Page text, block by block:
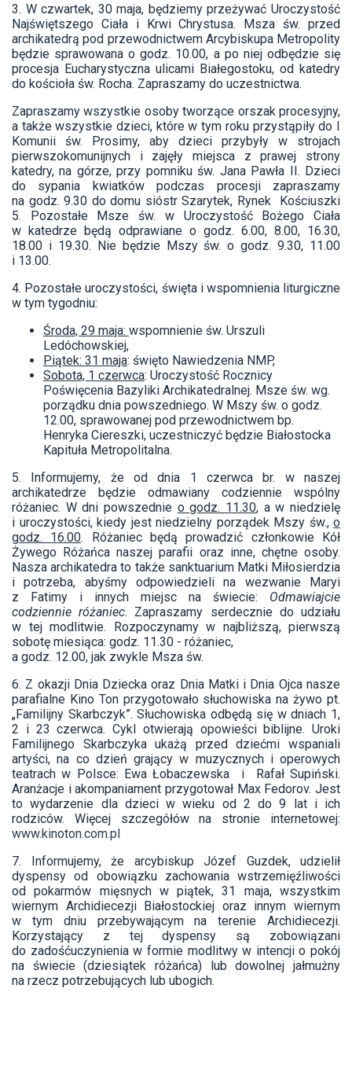
3. W czwartek, 30 maja, będziemy przeżywać Uroczystość
Najświętszego Ciała i Krwi Chrystusa. Msza św. przed
archikatedrą pod przewodnictwem Arcybiskupa Metropolity
będzie sprawowana o godz. 10.00, a po niej odbędzie się
procesja Eucharystyczna ulicami Białegostoku, od katedry
do kościoła św. Rocha. Zapraszamy do uczestnictwa.
Zapraszamy wszystkie osoby tworzące orszak procesyjny,
a także wszystkie dzieci, które w tym roku przystąpiły do I
Komunii św. Prosimy, aby dzieci przybyły w strojach
pierwszokomunijnych i zajęły miejsca z prawej strony
katedry, na górze, przy pomniku św. Jana Pawła II. Dzieci
do sypania kwiatków podczas procesji zapraszamy
na godz. 9.30 do domu sióstr Szarytek, Rynek Kościuszki
5. Pozostałe Msze św. w Uroczystość Bożego Ciała
w katedrze będą odprawiane o godz. 6.00, 8.00, 16.30,
18.00 i 19.30. Nie będzie Mszy św. o godz. 9.30, 11.00
i 13.00.
4. Pozostałe uroczystości, święta i wspomnienia liturgiczne
w tym tygodniu:
Środa, 29 maja: wspomnienie św. Urszuli
Ledóchowskiej,
Piątek: 31 maja: święto Nawiedzenia NMP,
Sobota, 1 czerwca: Uroczystość Rocznicy
Poświęcenia Bazyliki Archikatedralnej. Msze św. wg.
porządku dnia powszedniego. W Mszy św. o godz.
12.00, sprawowanej pod przewodnictwem bp.
Henryka Ciereszki, uczestniczyć będzie Białostocka
Kapituła Metropolitalna.
5. Informujemy, że od dnia 1 czerwca br. w naszej
archikatedrze będzie odmawiany codziennie wspólny
różaniec. W dni powszednie o godz. 11.30, a w niedzielę
i uroczystości, kiedy jest niedzielny porządek Mszy św., o
godz. 16.00. Różaniec będą prowadzić członkowie Kół
Żywego Różańca naszej parafii oraz inne, chętne osoby.
Nasza archikatedra to także sanktuarium Matki Miłosierdzia
i potrzeba, abyśmy odpowiedzieli na wezwanie Maryi
z Fatimy i innych miejsc na świecie: Odmawiajcie
codziennie różaniec. Zapraszamy serdecznie do udziału
w tej modlitwie. Rozpoczynamy w najbliższą, pierwszą
sobotę miesiąca: godz. 11.30 - różaniec,
a godz. 12.00, jak zwykle Msza św.
6. Z okazji Dnia Dziecka oraz Dnia Matki i Dnia Ojca nasze
parafialne Kino Ton przygotowało słuchowiska na żywo pt.
„Familijny Skarbczyk”. Słuchowiska odbędą się w dniach 1,
2 i 23 czerwca. Cykl otwierają opowieści biblijne. Uroki
Familijnego Skarbczyka ukażą przed dziećmi wspaniali
artyści, na co dzień grający w muzycznych i operowych
teatrach w Polsce: Ewa Łobaczewska i Rafał Supiński.
Aranżacje i akompaniament przygotował Max Fedorov. Jest
to wydarzenie dla dzieci w wieku od 2 do 9 lat i ich
rodziców. Więcej szczegółów na stronie internetowej:
www.kinoton.com.pl
7. Informujemy, że arcybiskup Józef Guzdek, udzielił
dyspensy od obowiązku zachowania wstrzemięźliwości
od pokarmów mięsnych w piątek, 31 maja, wszystkim
wiernym Archidiecezji Białostockiej oraz innym wiernym
w tym dniu przebywającym na terenie Archidiecezji.
Korzystający z tej dyspensy są zobowiązani
do zadośćuczynienia w formie modlitwy w intencji o pokój
na świecie (dziesiątek różańca) lub dowolnej jałmużny
na rzecz potrzebujących lub ubogich.